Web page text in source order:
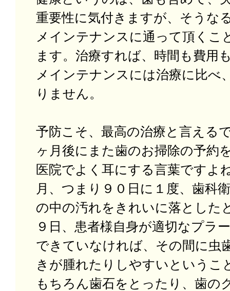
重要性に気付きますが、そうな
メインテナンスに通って頂くこ
ます。治療すれば、時間も費用
メインテナンスには治療に比べ
りません。
予防こそ、最高の治療と言える
ヶ月後にまた歯のお掃除の予約
医院でよく耳にする言葉ですよ
月、つまり９０日に１度、歯科
の中の汚れをきれいに落とした
９日、患者様自身が適切なプラ
できていなければ、その間に虫
きが腫れたりしやすいというこ
もちろん歯石をとったり、歯の